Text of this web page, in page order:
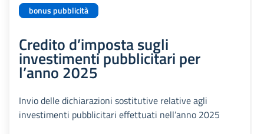
bonus pubblicità
Credito d’imposta sugli
investimenti pubblicitari per
l’anno 2025
Invio delle dichiarazioni sostitutive relative agli
investimenti pubblicitari effettuati nell’anno 2025